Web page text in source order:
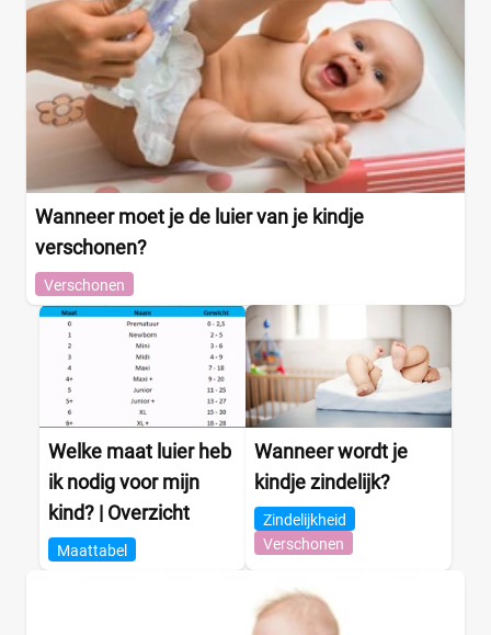
Wanneer moet je de luier van je kindje
verschonen?
Verschonen
Welke maat luier heb
ik nodig voor mijn
kind? | Overzicht
Maattabel
Wanneer wordt je
kindje zindelijk?
Zindelijkheid
Verschonen